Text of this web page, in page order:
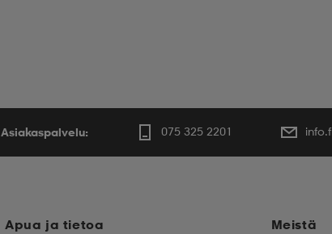
Asiakaspalvelu: 075 325 2201
Apua ja tietoa Meistä